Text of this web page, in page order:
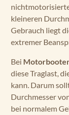
kleineren
Gebrauch liegt
extremer
Bei
diese Traglast,
kann. Darum
Durchmesser
bei normalem